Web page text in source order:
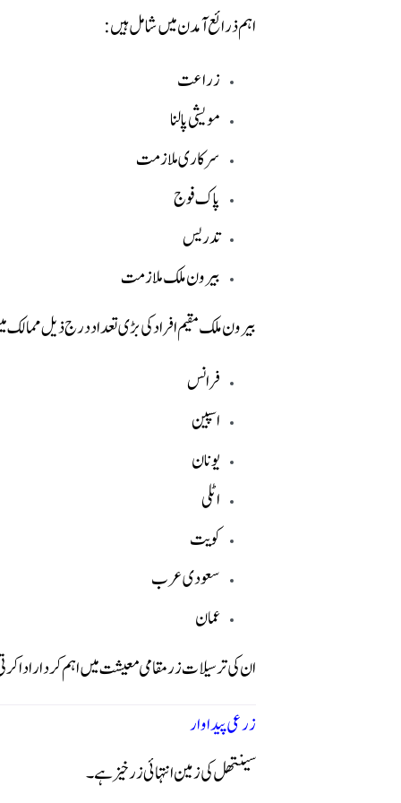
اہم ذرائع آمدن میں شامل ہیں:
زراعت
مویشی پالنا
سرکاری ملازمت
پاک فوج
تدریس
بیرون ملک ملازمت
بیرون ملک مقیم افراد کی بڑی تعداد درج ذیل
فرانس
اسپین
یونان
اٹلی
کویت
سعودی عرب
عمان
ان کی ترسیلات زر مقامی معیشت میں اہم کردار ادا
زرعی پیداوار
سینتھل کی زمین انتہائی زرخیز ہے۔